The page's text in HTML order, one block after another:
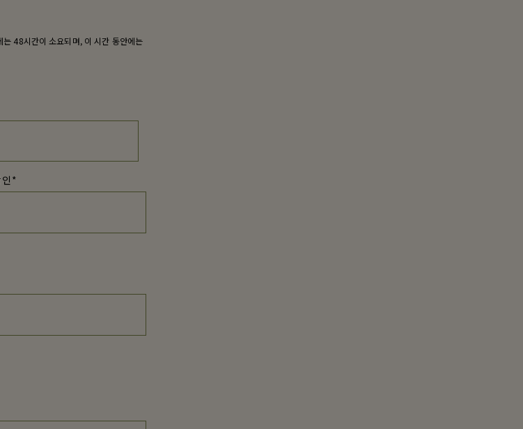
48시간이 소요되며, 이 시간 동안에는
*